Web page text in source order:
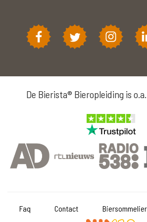
De Bierista® Bieropleiding is
Faq Contact Biersommelier